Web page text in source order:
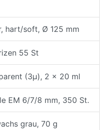
hart/soft, Ø 125 mm
55 St
(3µ), 2 x 20 ml
EM 6/7/8 mm, 350 St.
grau, 70 g